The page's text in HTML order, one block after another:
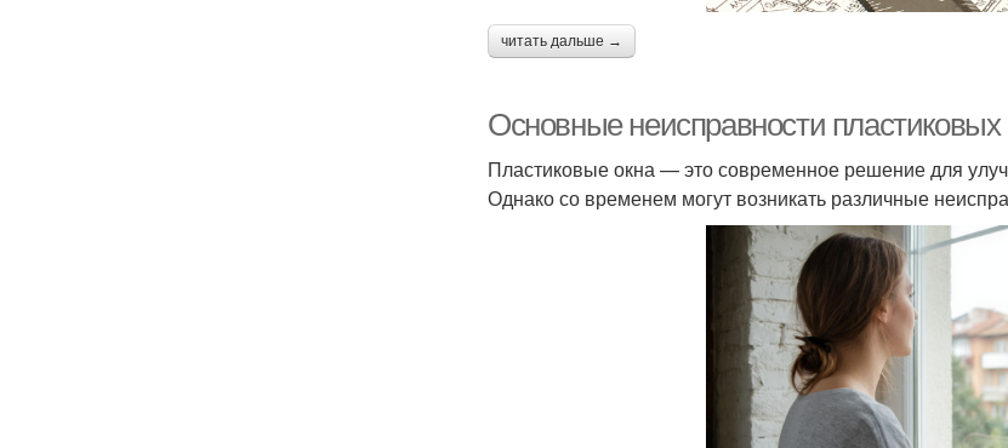
читать дальше →
Основные неисправности
Пластиковые окна — это современное решение для
Однако со временем могут возникать различные